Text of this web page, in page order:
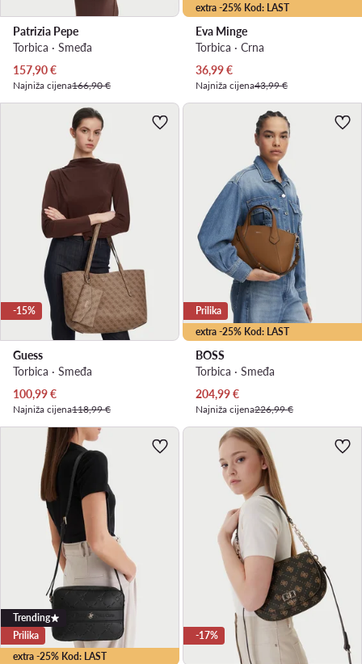
Patrizia Pepe
Torbica · Smeđa
Trenutna cijena
157,90€
Najniža cijena166,90 €
extra -25% Kod: LAST
Eva Minge
Torbica · Crna
Trenutna cijena
36,99€
Najniža cijena43,99 €
-15%
Guess
Torbica · Smeđa
Trenutna cijena
100,99€
Najniža cijena118,99 €
extra -25% Kod: LAST
Prilika
BOSS
Torbica · Smeđa
Trenutna cijena
204,99€
Najniža cijena226,99 €
extra -25% Kod: LAST
Trending
Prilika
-17%